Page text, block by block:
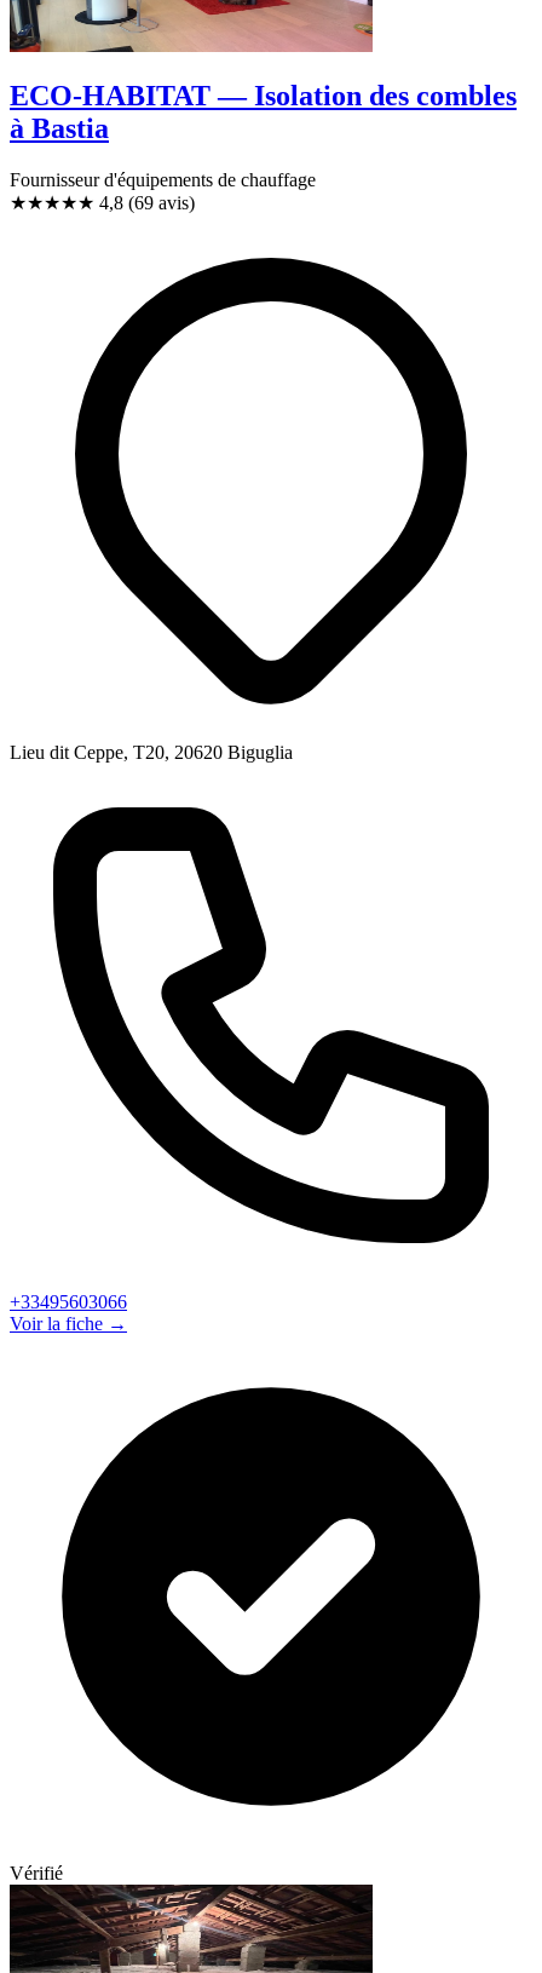
ECO-HABITAT — Isolation des combles
à Bastia
Fournisseur d'équipements de chauffage
★★★★★ 4,8 (69 avis)
Lieu dit Ceppe, T20, 20620 Biguglia
+33495603066
Voir la fiche →
Vérifié